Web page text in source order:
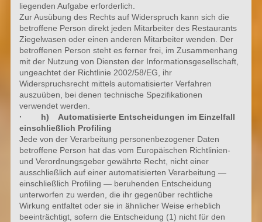
liegenden Aufgabe erforderlich.
Zur Ausübung des Rechts auf Widerspruch kann sich die
betroffene Person direkt jeden Mitarbeiter des Restaurants
Ziegelwasen oder einen anderen Mitarbeiter wenden. Der
betroffenen Person steht es ferner frei, im Zusammenhang
mit der Nutzung von Diensten der Informationsgesellschaft,
ungeachtet der Richtlinie 2002/58/EG, ihr
Widerspruchsrecht mittels automatisierter Verfahren
auszuüben, bei denen technische Spezifikationen
verwendet werden.
· h) Automatisierte Entscheidungen im Einzelfall
einschließlich Profiling
Jede von der Verarbeitung personenbezogener Daten
betroffene Person hat das vom Europäischen Richtlinien-
und Verordnungsgeber gewährte Recht, nicht einer
ausschließlich auf einer automatisierten Verarbeitung —
einschließlich Profiling — beruhenden Entscheidung
unterworfen zu werden, die ihr gegenüber rechtliche
Wirkung entfaltet oder sie in ähnlicher Weise erheblich
beeinträchtigt, sofern die Entscheidung (1) nicht für den